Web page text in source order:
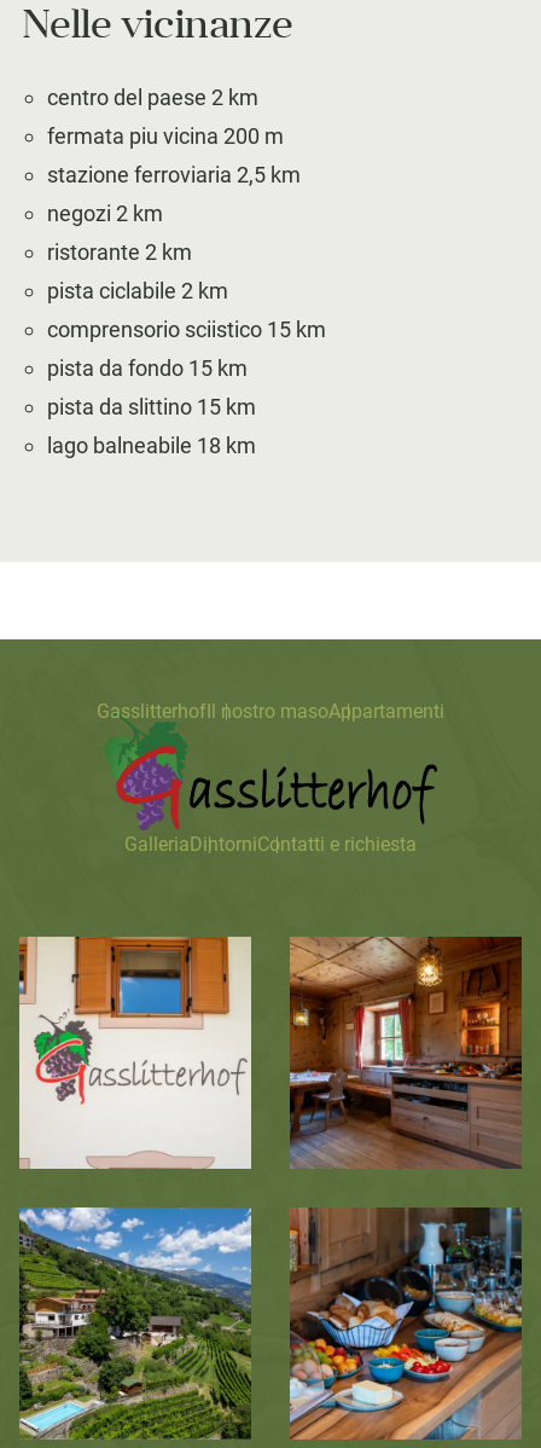
Nelle vicinanze
centro del paese 2 km
fermata piu vicina 200 m
stazione ferroviaria 2,5 km
negozi 2 km
ristorante 2 km
pista ciclabile 2 km
comprensorio sciistico 15 km
pista da fondo 15 km
pista da slittino 15 km
lago balneabile 18 km
GasslitterhofIl nostro masoAppartamenti
Galleria DintorniContatti e richiesta